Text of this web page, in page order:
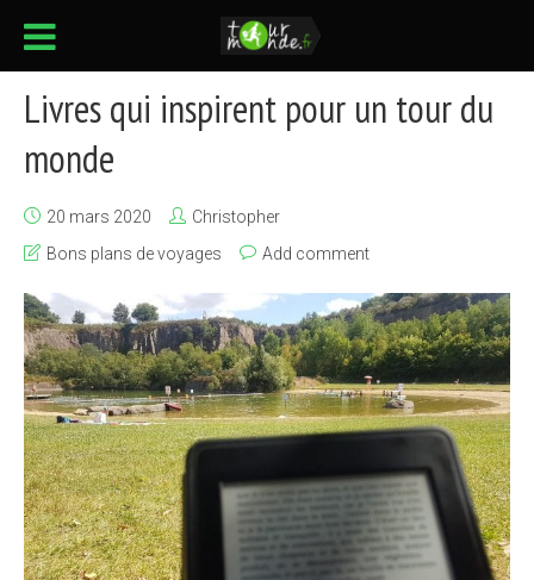
Livres qui inspirent pour un tour du
monde
20 mars 2020
Christopher
Bons plans de voyages
Add comment